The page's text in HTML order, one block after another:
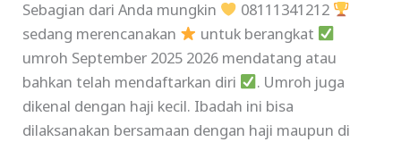
Sebagian dari Anda mungkin
08111341212
sedang merencanakan
untuk berangkat
umroh September 2025 2026 mendatang atau
bahkan telah mendaftarkan diri
. Umroh juga
dikenal dengan haji kecil. Ibadah ini bisa
dilaksanakan bersamaan dengan haji maupun di